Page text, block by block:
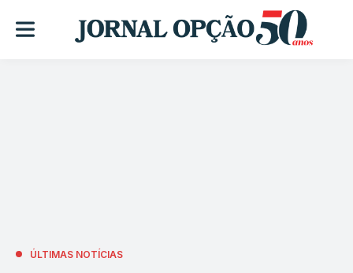
ÚLTIMAS NOTÍCIAS